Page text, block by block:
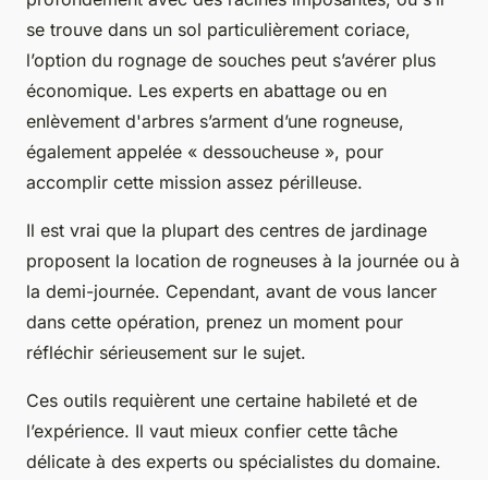
se trouve dans un sol particulièrement coriace,
l’option du rognage de souches peut s’avérer plus
économique. Les experts en abattage ou en
enlèvement d'arbres s’arment d’une rogneuse,
également appelée « dessoucheuse », pour
accomplir cette mission assez périlleuse.
Il est vrai que la plupart des centres de jardinage
proposent la location de rogneuses à la journée ou à
la demi-journée. Cependant, avant de vous lancer
dans cette opération, prenez un moment pour
réfléchir sérieusement sur le sujet.
Ces outils requièrent une certaine habileté et de
l’expérience. Il vaut mieux confier cette tâche
délicate à des experts ou spécialistes du domaine.